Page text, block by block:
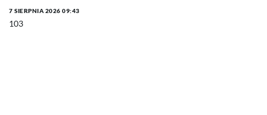
7 SIERPNIA 2026 09:43
103